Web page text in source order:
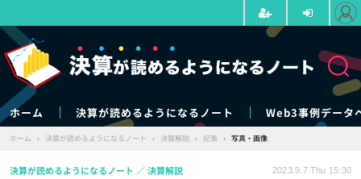
ホーム 決算が読めるようになるノート Web3事例データ
ホーム › 決算が読めるようになるノート › 決算解説 › 記事 › 写真・画像
決算が読めるようになるノート 決算解説 2023.9.7 Thu 15:30